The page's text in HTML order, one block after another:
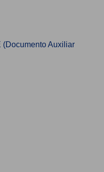
(Documento Auxiliar